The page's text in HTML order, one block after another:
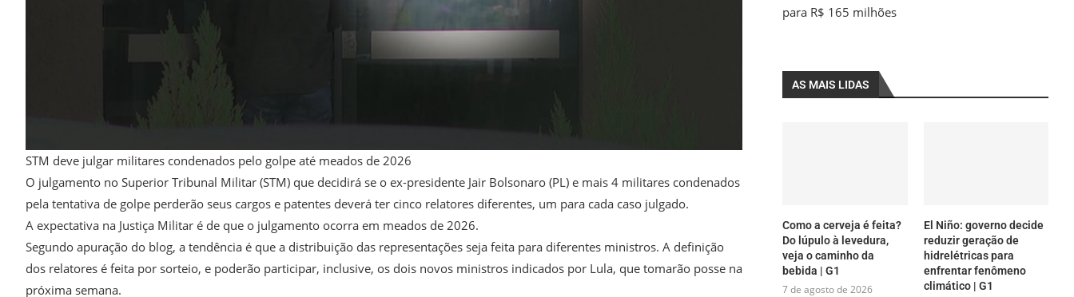
STM deve julgar militares condenados pelo golpe até meados de 2026
O julgamento no Superior Tribunal Militar (STM) que decidirá se o ex-presidente Jair Bolsonaro (PL) e mais 4 militares condenados
pela tentativa de golpe perderão seus cargos e patentes deverá ter cinco relatores diferentes, um para cada caso julgado.
A expectativa na Justiça Militar é de que o julgamento ocorra em meados de 2026.
Segundo apuração do blog, a tendência é que a distribuição das representações seja feita para diferentes ministros. A definição
dos relatores é feita por sorteio, e poderão participar, inclusive, os dois novos ministros indicados por Lula, que tomarão posse na
próxima semana.
para R$ 165 milhões
AS MAIS LIDAS
Como a cerveja é feita?
Do lúpulo à levedura,
veja o caminho da
bebida | G1
7 de agosto de 2026
El Niño: governo decide
reduzir geração de
hidrelétricas para
enfrentar fenômeno
climático | G1